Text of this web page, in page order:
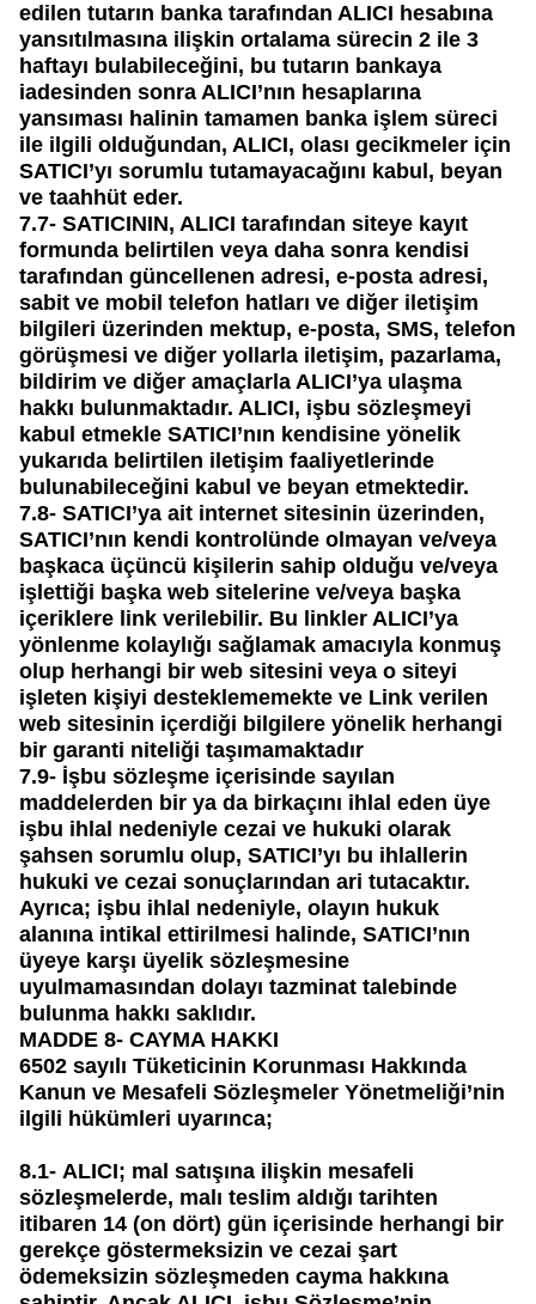
edilen tutarın banka tarafından ALICI hesabına
yansıtılmasına ilişkin ortalama sürecin 2 ile 3
haftayı bulabileceğini, bu tutarın bankaya
iadesinden sonra ALICI’nın hesaplarına
yansıması halinin tamamen banka işlem süreci
ile ilgili olduğundan, ALICI, olası gecikmeler için
SATICI’yı sorumlu tutamayacağını kabul, beyan
ve taahhüt eder.
7.7- SATICININ, ALICI tarafından siteye kayıt
formunda belirtilen veya daha sonra kendisi
tarafından güncellenen adresi, e-posta adresi,
sabit ve mobil telefon hatları ve diğer iletişim
bilgileri üzerinden mektup, e-posta, SMS, telefon
görüşmesi ve diğer yollarla iletişim, pazarlama,
bildirim ve diğer amaçlarla ALICI’ya ulaşma
hakkı bulunmaktadır. ALICI, işbu sözleşmeyi
kabul etmekle SATICI’nın kendisine yönelik
yukarıda belirtilen iletişim faaliyetlerinde
bulunabileceğini kabul ve beyan etmektedir.
7.8- SATICI’ya ait internet sitesinin üzerinden,
SATICI’nın kendi kontrolünde olmayan ve/veya
başkaca üçüncü kişilerin sahip olduğu ve/veya
işlettiği başka web sitelerine ve/veya başka
içeriklere link verilebilir. Bu linkler ALICI’ya
yönlenme kolaylığı sağlamak amacıyla konmuş
olup herhangi bir web sitesini veya o siteyi
işleten kişiyi desteklememekte ve Link verilen
web sitesinin içerdiği bilgilere yönelik herhangi
bir garanti niteliği taşımamaktadır
7.9- İşbu sözleşme içerisinde sayılan
maddelerden bir ya da birkaçını ihlal eden üye
işbu ihlal nedeniyle cezai ve hukuki olarak
şahsen sorumlu olup, SATICI’yı bu ihlallerin
hukuki ve cezai sonuçlarından ari tutacaktır.
Ayrıca; işbu ihlal nedeniyle, olayın hukuk
alanına intikal ettirilmesi halinde, SATICI’nın
üyeye karşı üyelik sözleşmesine
uyulmamasından dolayı tazminat talebinde
bulunma hakkı saklıdır.
MADDE 8- CAYMA HAKKI
6502 sayılı Tüketicinin Korunması Hakkında
Kanun ve Mesafeli Sözleşmeler Yönetmeliği’nin
ilgili hükümleri uyarınca;
8.1- ALICI; mal satışına ilişkin mesafeli
sözleşmelerde, malı teslim aldığı tarihten
itibaren 14 (on dört) gün içerisinde herhangi bir
gerekçe göstermeksizin ve cezai şart
ödemeksizin sözleşmeden cayma hakkına